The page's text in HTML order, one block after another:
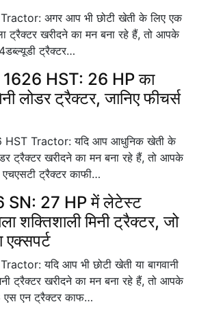
अगर आप भी छोटी खेती के लिए एक
ट्रैक्टर खरीदने का मन बना रहे हैं, तो आपके
ट्रैक्टर…
HST: 26 HP का
लोडर ट्रैक्टर, जानिए फीचर्स
HST Tractor: यदि आप आधुनिक खेती के
ट्रैक्टर खरीदने का मन बना रहे हैं, तो आपके
एचएसटी ट्रैक्टर काफी…
SN: 27 HP में लेटेस्ट
शक्तिशाली मिनी ट्रैक्टर, जो
एक्सपर्ट
यदि आप भी छोटी खेती या बागवानी
ट्रैक्टर खरीदने का मन बना रहे हैं, तो आपके
एस एन ट्रैक्टर काफ…